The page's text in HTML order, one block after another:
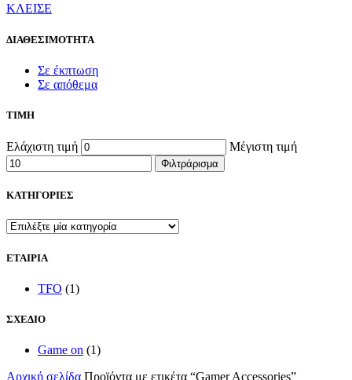
ΚΛΕΙΣΕ
ΔΙΑΘΕΣΙΜΟΤΗΤΑ
Σε έκπτωση
Σε απόθεμα
ΤΙΜΗ
Ελάχιστη τιμή Μέγιστη τιμή
Φιλτράρισμα
ΚΑΤΗΓΟΡΙΕΣ
ΕΤΑΙΡΙΑ
TFO (1)
ΣΧΕΔΙΟ
Game on (1)
Αρχική σελίδα Προϊόντα με ετικέτα “Gamer Accessories”